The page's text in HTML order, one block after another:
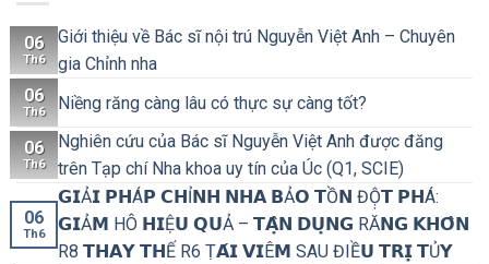
06
Th6
Giới thiệu về Bác sĩ nội trú Nguyễn Việt Anh – Chuyên
gia Chỉnh nha
06
Th6 Niềng răng càng lâu có thực sự càng tốt?
06
Th6
Nghiên cứu của Bác sĩ Nguyễn Việt Anh được đăng
trên Tạp chí Nha khoa uy tín của Úc (Q1, SCIE)
06
Th6
𝗚𝗜Ả𝗜 𝗣𝗛Á𝗣 𝗖𝗛Ỉ𝗡𝗛 𝗡𝗛𝗔 𝗕Ả𝗢 𝗧Ồ𝗡 ĐỘ̣𝗧 𝗣𝗛Á:
𝗚𝗜Ả𝗠 HÔ 𝗛𝗜Ệ𝗨 𝗤𝗨Ả – 𝗧𝗔̣̂𝗡 𝗗𝗨̣𝗡𝗚 RĂ𝗡𝗚 𝗞𝗛𝗢̂𝗡
R8 𝗧𝗛𝗔𝗬 𝗧𝗛Ế R6 Ṭ𝗔́𝗜 𝗩𝗜Ê𝗠 SAU ĐIỀ𝗨 𝗧𝗥𝗜̣ 𝗧Ủ𝗬